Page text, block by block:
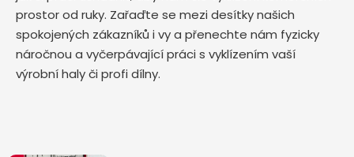
prostor od ruky. Zařaďte se mezi desítky našich
spokojených zákazníků i vy a přenechte nám fyzicky
náročnou a vyčerpávající práci s vyklízením vaší
výrobní haly či profi dílny.